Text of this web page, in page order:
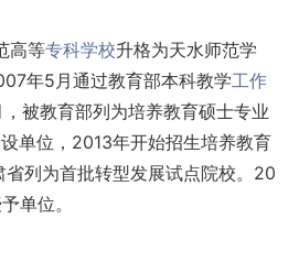
高等专科学校升格为天水师范学
年5月通过教育部本科教学工作
被教育部列为培养教育硕士专业
单位，2013年开始招生培养教育
列为首批转型发展试点院校。20
单位。